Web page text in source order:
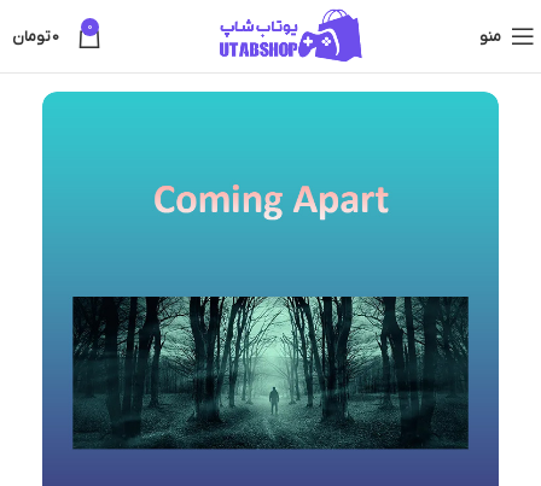
منو 0
0تومان